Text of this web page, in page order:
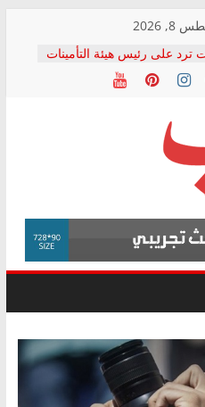
2026
ترد على رئيس هيئة التأمينات
الصحفي: إنكار الأزمة لا ينهي
المعاشات.. ونطالب بكشف
يكتب: القطاع الصحي إلى
الشعبي يطلق لجنة “الحق
لرصد الانتهاكات
الصحفيين.. وانتهاء أعمال
الإداري
لحقوق الإنسان يعلن
الدكتور محمد زهران.. ويؤكد:
وضمانات المحاكمة العادلة